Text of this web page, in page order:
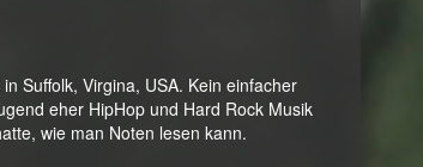
Suffolk, Virgina, USA. Kein einfacher
eher HipHop und Hard Rock Musik
wie man Noten lesen kann.